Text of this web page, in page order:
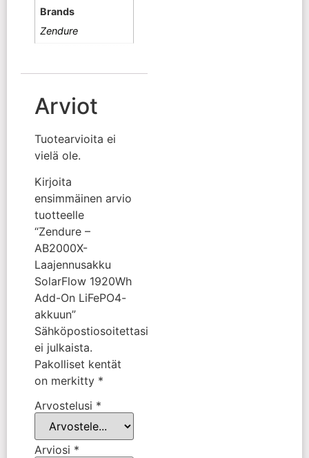
Brands
Zendure
Arviot
Tuotearvioita ei
vielä ole.
Kirjoita
ensimmäinen arvio
tuotteelle
“Zendure –
AB2000X-
Laajennusakku
SolarFlow 1920Wh
Add-On LiFePO4-
akkuun”
Sähköpostiosoitettasi
ei julkaista.
Pakolliset kentät
on merkitty *
Arvostelusi *
Arviosi *